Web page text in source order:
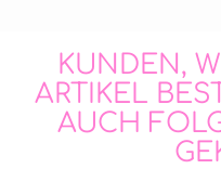
KUNDEN,
ARTIKEL
AUCH